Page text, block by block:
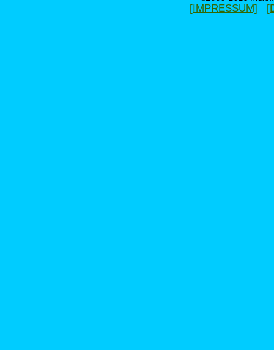
[IMPRESSUM]